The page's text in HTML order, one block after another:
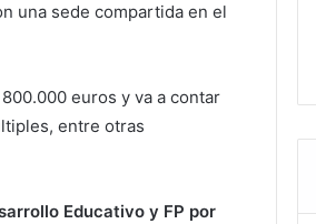
una sede compartida en el
euros y va a contar
entre otras
Educativo y FP por